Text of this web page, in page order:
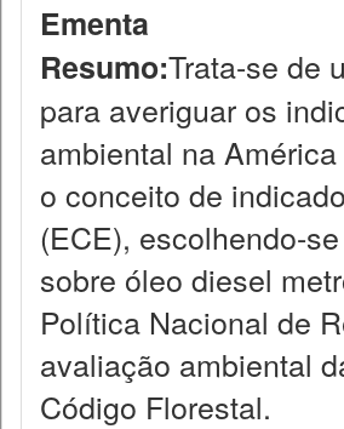
Ementa
Resumo:Trata-se de
para averiguar os
ambiental na
o conceito de
(ECE), escolhendo-
sobre óleo diesel
Política Nacional de
avaliação ambiental
Código Florestal.